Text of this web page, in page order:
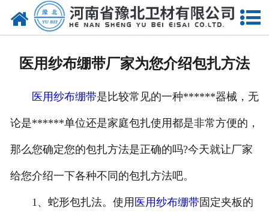
网站首页
人才招聘
医用纱布绷带厂家为您介绍包扎方法
医用纱布绷带是比较常见的一种******器械，无
论是******单位还是家庭包扎使用都是非常方便的，
那么您确定您的包扎方法是正确的吗?今天就让厂家
给您介绍一下各种不同的包扎方法吧。
1、蛇形包扎法。使用 医用纱布绷带固定夹板的